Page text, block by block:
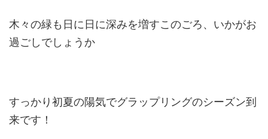
木々の緑も日に日に深みを増すこのごろ、いかがお
過ごしでしょうか
すっかり初夏の陽気でグラップリングのシーズン到
来です！